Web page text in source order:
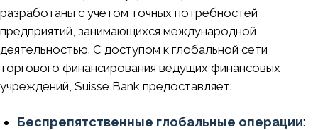
разработаны с учетом точных потребностей
предприятий, занимающихся международной
деятельностью. С доступом к глобальной сети
торгового финансирования ведущих финансовых
учреждений, Suisse Bank предоставляет:
Беспрепятственные глобальные операции: